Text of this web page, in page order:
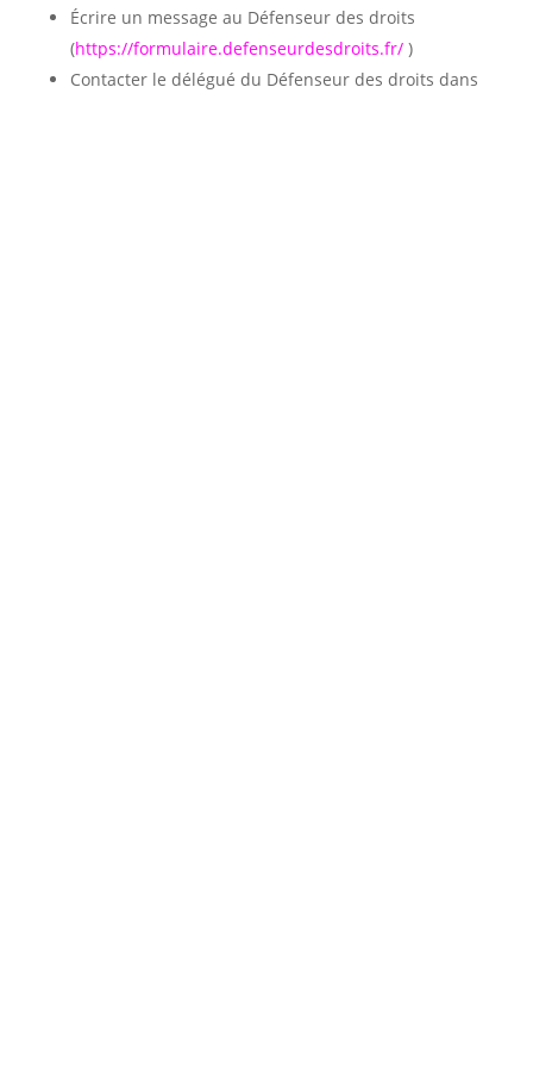
Écrire un message au Défenseur des droits
(https://formulaire.defenseurdesdroits.fr/)
Contacter le délégué du Défenseur des droits dans